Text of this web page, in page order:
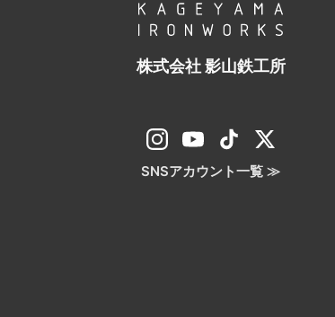
株式会社 影山鉄工所
SNSアカウント一覧 ≫